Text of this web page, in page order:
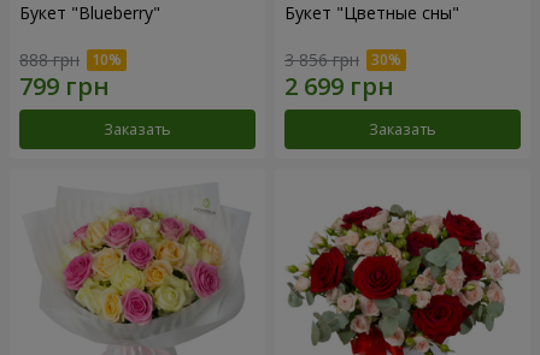
Букет "Blueberry"
888 грн
Заказать
Букет "Цветные сны"
3 856 грн
Заказать